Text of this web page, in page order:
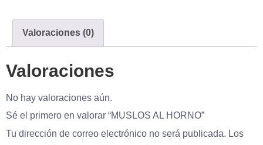
Valoraciones (0)
Valoraciones
No hay valoraciones aún.
Sé el primero en valorar “MUSLOS AL HORNO”
Tu dirección de correo electrónico no será publicada. Los